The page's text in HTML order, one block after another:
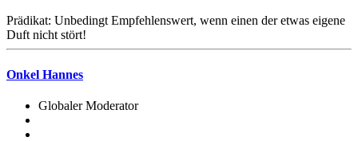
Prädikat: Unbedingt Empfehlenswert, wenn einen der etwas eigene
Duft nicht stört!
Onkel Hannes
Globaler Moderator